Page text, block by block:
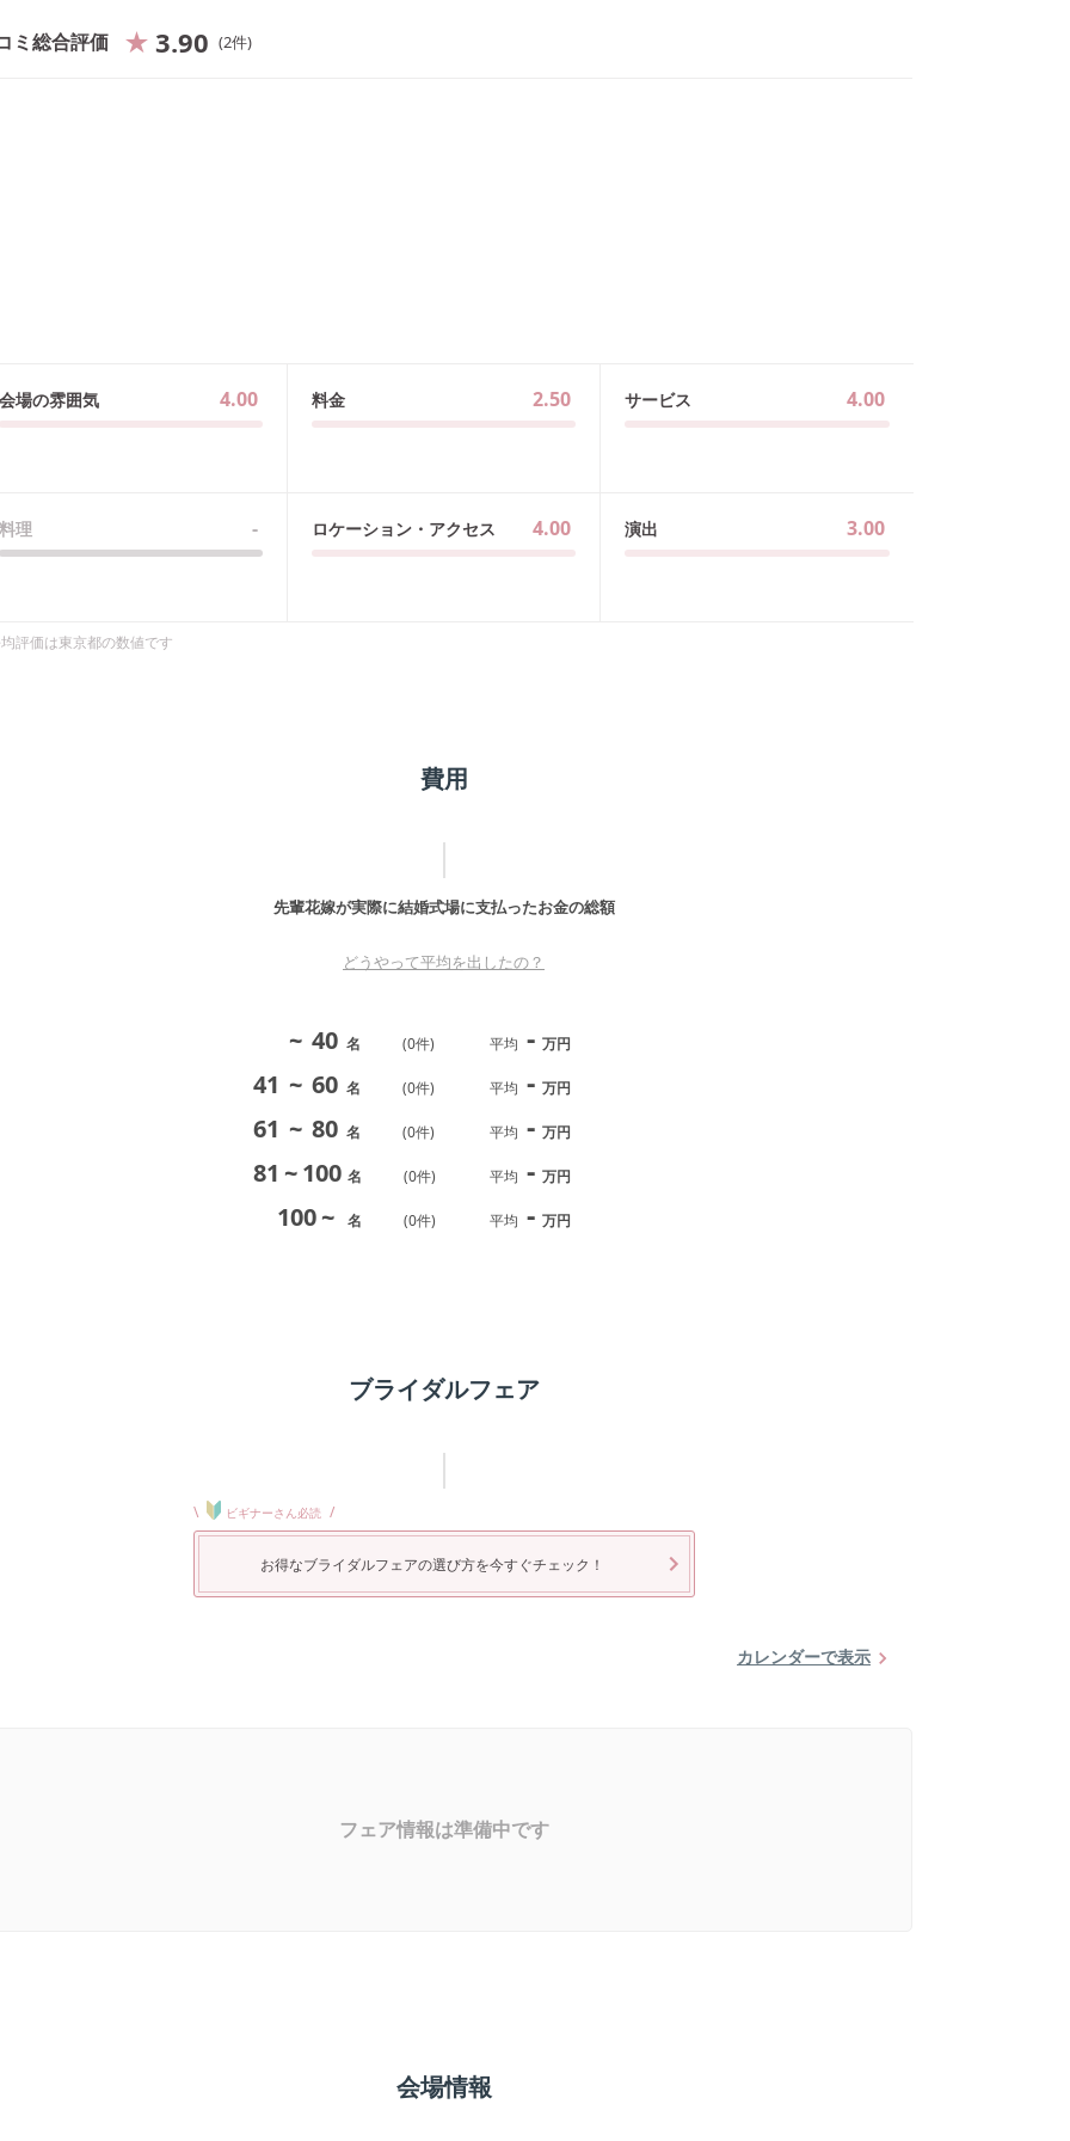
ミ総合評価 3.90 2件
会場の雰囲気 4.00 料金 2.50 サービス 4.00
料理 - ロケーション・アクセス 4.00 演出 3.00
評価は東京都の数値です
費用
先輩花嫁が実際に結婚式場に支払ったお金の総額
どうやって平均を出したの？
~ 40 名 (0件) 平均 - 万円
41 ~ 60 名 (0件) 平均 - 万円
61 ~ 80 名 (0件) 平均 - 万円
81 ~ 100 名 (0件) 平均 - 万円
100~ 名 (0件) 平均 - 万円
ブライダルフェア
\ ビギナーさん必読 /
お得なブライダルフェアの選び方を今すぐチェック！
カレンダーで表示
フェア情報は準備中です
会場情報